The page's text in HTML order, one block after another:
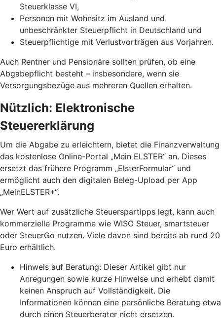
Steuerklasse VI,
Personen mit Wohnsitz im Ausland und
unbeschränkter Steuerpflicht in Deutschland und
Steuerpflichtige mit Verlustvorträgen aus Vorjahren.
Auch Rentner und Pensionäre sollten prüfen, ob eine
Abgabepflicht besteht – insbesondere, wenn sie
Versorgungsbezüge aus mehreren Quellen erhalten.
Nützlich: Elektronische
Steuererklärung
Um die Abgabe zu erleichtern, bietet die Finanzverwaltung
das kostenlose Online-Portal „Mein ELSTER“ an. Dieses
ersetzt das frühere Programm „ElsterFormular“ und
ermöglicht auch den digitalen Beleg-Upload per App
„MeinELSTER+“.
Wer Wert auf zusätzliche Steuerspartipps legt, kann auch
kommerzielle Programme wie WISO Steuer, smartsteuer
oder SteuerGo nutzen. Viele davon sind bereits ab rund 20
Euro erhältlich.
Hinweis auf Beratung: Dieser Artikel gibt nur
Anregungen sowie kurze Hinweise und erhebt damit
keinen Anspruch auf Vollständigkeit. Die
Informationen können eine persönliche Beratung etwa
durch einen Steuerberater nicht ersetzen.